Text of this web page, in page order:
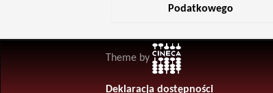
Podatkowego
Theme by
Deklaracja dostępności